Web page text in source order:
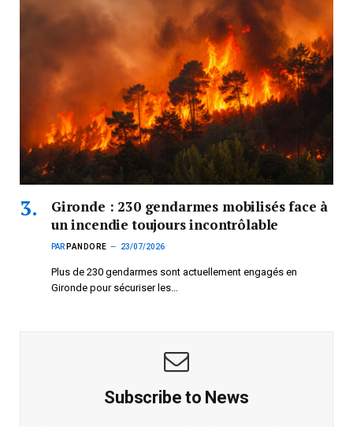
Gironde : 230 gendarmes mobilisés face à
un incendie toujours incontrôlable
PAR PANDORE 23/07/2026
Plus de 230 gendarmes sont actuellement engagés en
Gironde pour sécuriser les…
Subscribe to News